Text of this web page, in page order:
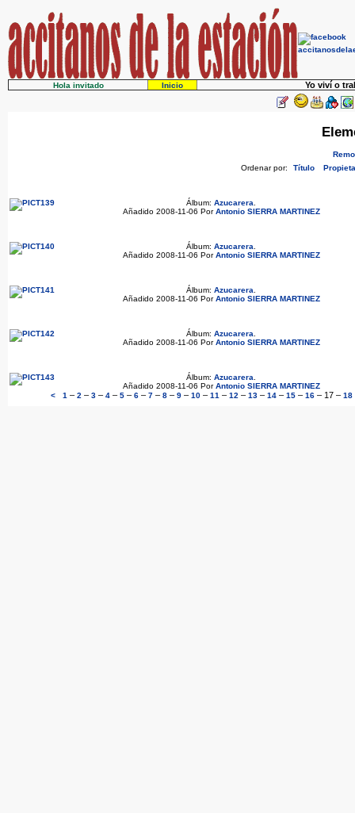
Hola invitado Inicio Yo viví o
Ordenar por:
Título
Álbum: Azucarera
Añadido 2008-11-06 PorAntonio SIERRA MARTINEZ
Álbum: Azucarera
Añadido 2008-11-06 PorAntonio SIERRA MARTINEZ
Álbum: Azucarera
Añadido 2008-11-06 PorAntonio SIERRA MARTINEZ
Álbum: Azucarera
Añadido 2008-11-06 PorAntonio SIERRA MARTINEZ
Álbum: Azucarera
Añadido 2008-11-06 PorAntonio SIERRA MARTINEZ
<
1 – 2 – 3 – 4 – 5 – 6 – 7 – 8 – 9 – 10 – 11 – 12 – 13 – 14 – 15 – 16 – 17 – 18